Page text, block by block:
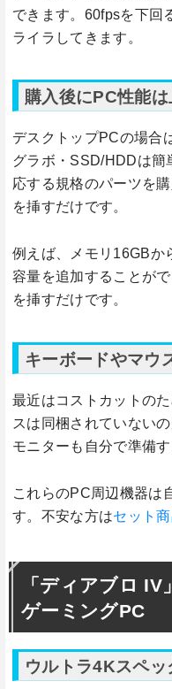
できます。60fpsを下回
ライラしてきます。
購入後にPC性能
デスクトップPCの場合
グラボ・SSD/HDDは簡
応する規格のパーツを
を挿すだけです。
例えば、メモリ16GBか
容量を追加することが
を挿すだけです。
キーボードやマウ
最近はコストカットの
スは同梱されていない
モニターも自分で準備
これらのPC周辺機器は
す。不安な方はセット
「ディアブロ
ゲーミングPC
ウルトラ4Kスペ